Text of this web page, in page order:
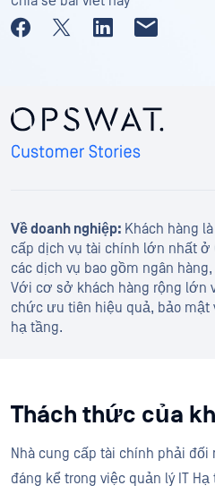
Về doanh nghiệp: Khách hàng
cấp dịch vụ tài chính lớn nhất ở
các dịch vụ bao gồm ngân
Với cơ sở khách hàng rộng lớn
chức ưu tiên hiệu quả, bảo mật
hạ tầng.
Thách thức của
Nhà cung cấp tài chính phải
đáng kể trong việc quản lý IT